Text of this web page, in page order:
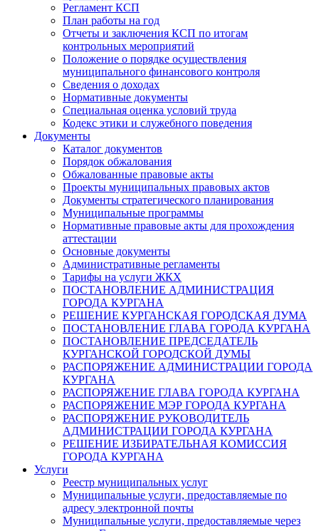
Регламент КСП
План работы на год
Отчеты и заключения КСП по итогам
контрольных мероприятий
Положение о порядке осуществления
муниципального финансового контроля
Сведения о доходах
Нормативные документы
Специальная оценка условий труда
Кодекс этики и служебного поведения
Документы
Каталог документов
Порядок обжалования
Обжалованные правовые акты
Проекты муниципальных правовых актов
Документы стратегического планирования
Муниципальные программы
Нормативные правовые акты для прохождения
аттестации
Основные документы
Административные регламенты
Тарифы на услуги ЖКХ
ПОСТАНОВЛЕНИЕ АДМИНИСТРАЦИЯ
ГОРОДА КУРГАНА
РЕШЕНИЕ КУРГАНСКАЯ ГОРОДСКАЯ ДУМА
ПОСТАНОВЛЕНИЕ ГЛАВА ГОРОДА КУРГАНА
ПОСТАНОВЛЕНИЕ ПРЕДСЕДАТЕЛЬ
КУРГАНСКОЙ ГОРОДСКОЙ ДУМЫ
РАСПОРЯЖЕНИЕ АДМИНИСТРАЦИИ ГОРОДА
КУРГАНА
РАСПОРЯЖЕНИЕ ГЛАВА ГОРОДА КУРГАНА
РАСПОРЯЖЕНИЕ МЭР ГОРОДА КУРГАНА
РАСПОРЯЖЕНИЕ РУКОВОДИТЕЛЬ
АДМИНИСТРАЦИИ ГОРОДА КУРГАНА
РЕШЕНИЕ ИЗБИРАТЕЛЬНАЯ КОМИССИЯ
ГОРОДА КУРГАНА
Услуги
Реестр муниципальных услуг
Муниципальные услуги, предоставляемые по
адресу электронной почты
Муниципальные услуги, предоставляемые через